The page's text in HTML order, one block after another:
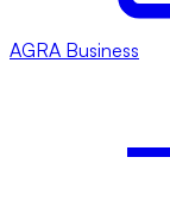
AGRA Business